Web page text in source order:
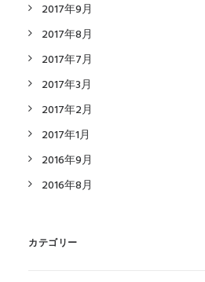
2017年9月
2017年8月
2017年7月
2017年3月
2017年2月
2017年1月
2016年9月
2016年8月
カテゴリー